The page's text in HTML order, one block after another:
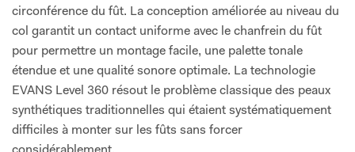
circonférence du fût. La conception améliorée au niveau du
col garantit un contact uniforme avec le chanfrein du fût
pour permettre un montage facile, une palette tonale
étendue et une qualité sonore optimale. La technologie
EVANS Level 360 résout le problème classique des peaux
synthétiques traditionnelles qui étaient systématiquement
difficiles à monter sur les fûts sans forcer